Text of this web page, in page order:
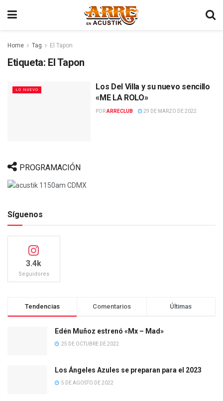
Home Tag El Tapon
Etiqueta: El Tapon
LO NUEVO
Los Del Villa y su nuevo sencillo
«ME LA ROLO»
PORARRECLUB 29 DE MARZO DE 2022
PROGRAMACIÓN
Síguenos
3.4k
Seguidores
Tendencias Comentarios Últimas
Edén Muñoz estrenó «Mx – Mad»
25 DE OCTUBRE DE 2022
Los Ángeles Azules se preparan para el 2023
5 DE AGOSTO DE 2022